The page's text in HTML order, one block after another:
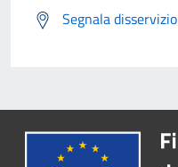
Segnala disservizio